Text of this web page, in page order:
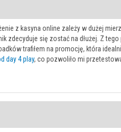
z kasyna online zależy w dużej
zdecyduje się zostać na dłużej. Z
trafiłem na promocję, która
day 4 play, co pozwoliło mi